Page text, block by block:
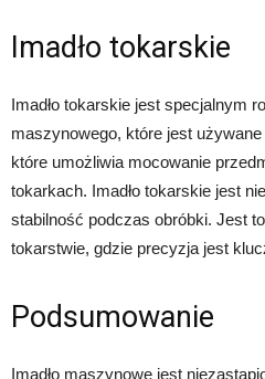
Imadło tokarskie
Imadło tokarskie jest specjalnym
maszynowego, które jest
które umożliwia mocowanie
tokarkach. Imadło tokarskie jest
stabilność podczas obróbki. Jest
tokarstwie, gdzie precyzja jest
Podsumowanie
Imadło maszynowe jest